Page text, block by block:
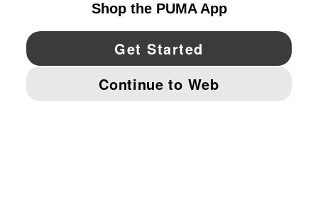
YouTube Twitter Pinterest
IMPRINT AND LEGAL DATA